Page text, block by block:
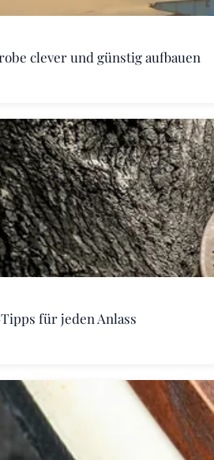
clever und günstig aufbauen
für jeden Anlass